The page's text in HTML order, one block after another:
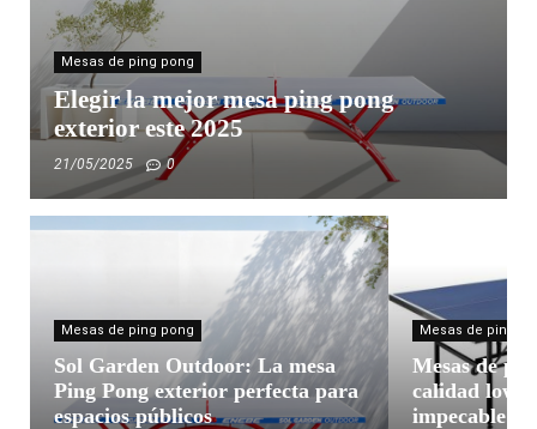
Mesas de ping pong
Elegir la mejor mesa ping pong
exterior este 2025
21/05/2025 0
Mesas de ping pong
Sol Garden Outdoor: La mesa
Ping Pong exterior perfecta para
espacios públicos
Mesas de ping
Mesas de
calidad low
impecable